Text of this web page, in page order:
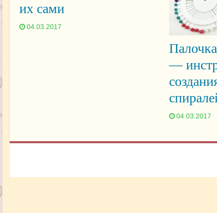
их сами
04.03.2017
—
04.03.2017